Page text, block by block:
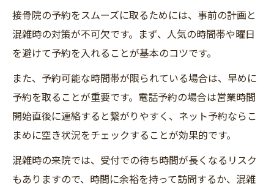
接骨院の予約をスムーズに取るためには、事前の計画と
混雑時の対策が不可欠です。まず、人気の時間帯や曜日
を避けて予約を入れることが基本のコツです。
また、予約可能な時間帯が限られている場合は、早めに
予約を取ることが重要です。電話予約の場合は営業時間
開始直後に連絡すると繋がりやすく、ネット予約ならこ
まめに空き状況をチェックすることが効果的です。
混雑時の来院では、受付での待ち時間が長くなるリスク
もありますので、時間に余裕を持って訪問するか、混雑